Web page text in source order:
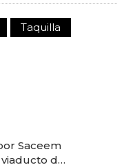
Taquilla
Saceem
de